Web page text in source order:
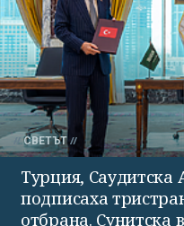
СВЕТЪТ
Турция, Саудитска
подписаха
отбрана. Сунитска